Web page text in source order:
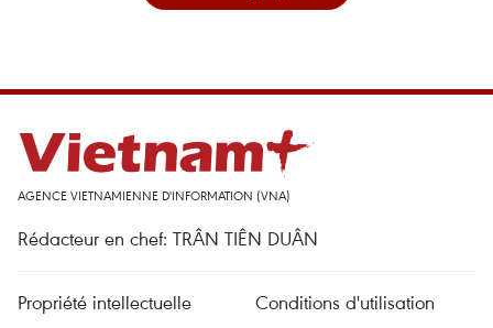
AGENCE VIETNAMIENNE D'INFORMATION (VNA)
Rédacteur en chef: TRÂN TIÊN DUÂN
Propriété intellectuelle
Conditions d'utilisation